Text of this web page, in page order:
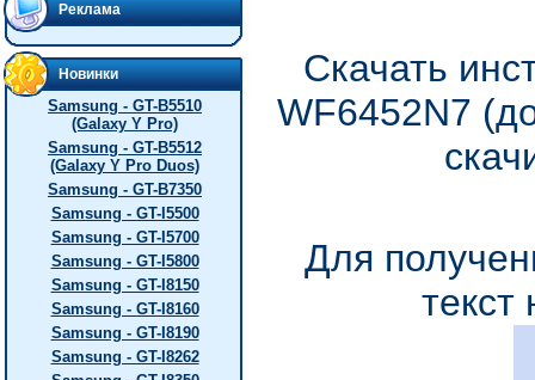
Реклама
Новинки
Samsung - GT-B5510
(Galaxy Y Pro)
Samsung - GT-B5512
(Galaxy Y Pro Duos)
Samsung - GT-B7350
Samsung - GT-I5500
Samsung - GT-I5700
Samsung - GT-I5800
Samsung - GT-I8150
Samsung - GT-I8160
Samsung - GT-I8190
Samsung - GT-I8262
Скачать
WF6452N7
Для
текст